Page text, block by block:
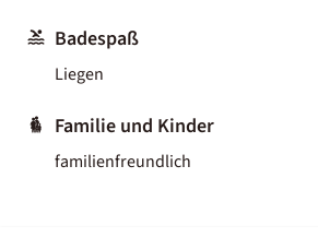
Badespaß
Liegen
Familie und Kinder
familienfreundlich